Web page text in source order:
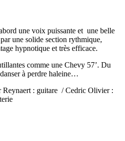
une voix puissante et une belle
une solide section rythmique,
hypnotique et très efficace.
comme une Chevy 57’. Du
à perdre haleine…
Reynaert : guitare / Cedric Olivier :